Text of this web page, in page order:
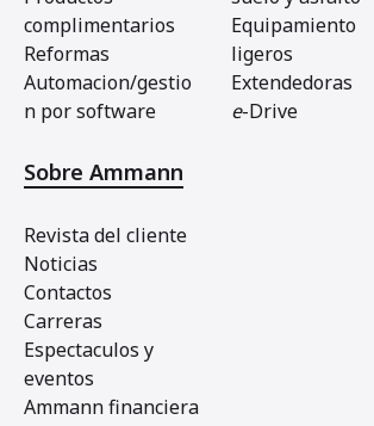
complimentarios
Reformas
Automacion/gestio
n por software
Equipamiento
ligeros
Extendedoras
e-Drive
Sobre Ammann
Revista del cliente
Noticias
Contactos
Carreras
Espectaculos y
eventos
Ammann financiera